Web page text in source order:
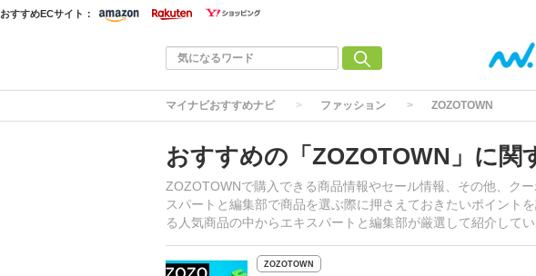
おすすめECサイト：
マイナビおすすめナビ ファッション ZOZOTOWN
おすすめの「ZOZOTOWN」に関
ZOZOTOWNで購入できる商品情報やセール情報、その他、ク
スパートと編集部で商品を選ぶ際に押さえておきたいポイント
る人気商品の中からエキスパートと編集部が厳選して紹介してい
ZOZOTOWN